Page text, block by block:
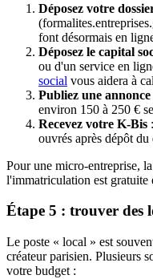
Déposez votre
font désormais en
Déposez le capital
ou d'un service en
social vous aidera à
Publiez une annonce
environ 150 à 250 €
Recevez votre K-Bis
ouvrés après dépôt
Pour une micro-entreprise,
l'immatriculation est gratuite
Étape 5 : trouver des
Le poste « local » est
créateur parisien. Plusieurs
votre budget :